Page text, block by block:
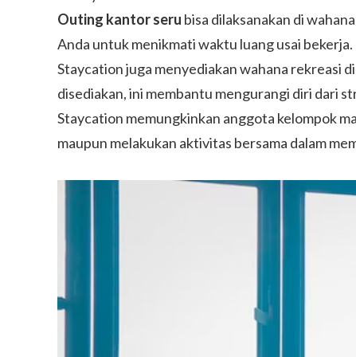
Outing kantor seru bisa dilaksanakan di
Anda untuk menikmati waktu luang usai bekerja.
Staycation juga menyediakan wahana rekreasi
disediakan, ini membantu mengurangi diri dari
Staycation memungkinkan anggota kelompok
maupun melakukan aktivitas bersama dalam